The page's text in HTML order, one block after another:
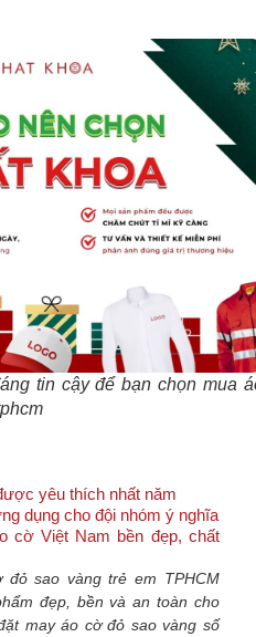
tin cậy để bạn chọn mua
yêu thích nhất năm
dụng cho đội nhóm ý nghĩa
cờ Việt Nam bền đẹp, chất
đỏ sao vàng trẻ em TPHCM
đẹp, bền và an toàn cho
may áo cờ đỏ sao vàng số